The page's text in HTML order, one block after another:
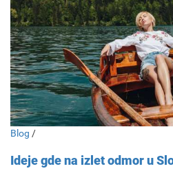
Blog /
Ideje gde na izlet odmor u